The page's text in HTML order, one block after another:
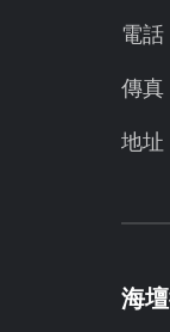
電話
傳真
地址
海